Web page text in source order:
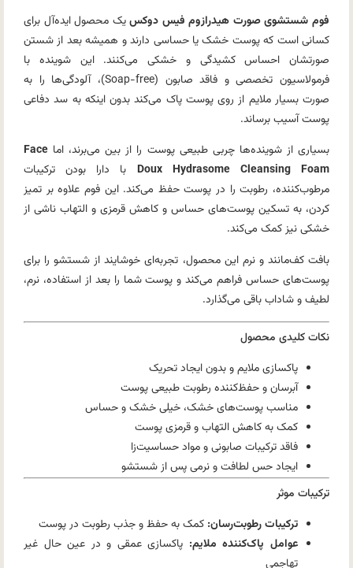
فوم شستشوی صورت هیدرازوم فیس دوکسیک محصول ایده‌آل برای
کسانی است که پوست خشک یا حساسی دارند و همیشه بعد از شستن
صورتشان احساس کشیدگی و خشکی می‌کنند. این شوینده با
فرمولاسیون تخصصی و فاقد صابون (Soap-free)، آلودگی‌ها را به
صورت بسیار ملایم از روی پوست پاک می‌کند بدون اینکه به سد دفاعی
پوست آسیب برساند.
بسیاری از شوینده‌ها چربی طبیعی پوست را از بین می‌برند، اما Face
Doux Hydrasome Cleansing Foam با دارا بودن ترکیبات
مرطوب‌کننده، رطوبت را در پوست حفظ می‌کند. این فوم علاوه بر تمیز
کردن، به تسکین پوست‌های حساس و کاهش قرمزی و التهاب ناشی از
خشکی نیز کمک می‌کند.
بافت کف‌مانند و نرم این محصول، تجربه‌ای خوشایند از شستشو را برای
پوست‌های حساس فراهم می‌کند و پوست شما را بعد از استفاده، نرم،
لطیف و شاداب باقی می‌گذارد.
نکات کلیدی محصول
پاکسازی ملایم و بدون ایجاد تحریک
آبرسان و حفظ‌کننده رطوبت طبیعی پوست
مناسب پوست‌های خشک، خیلی خشک و حساس
کمک به کاهش التهاب و قرمزی پوست
فاقد ترکیبات صابونی و مواد حساسیت‌زا
ایجاد حس لطافت و نرمی پس از شستشو
ترکیبات موثر
ترکیبات رطوبت‌رسان: کمک به حفظ و جذب رطوبت در پوست
عوامل پاک‌کننده ملایم: پاکسازی عمقی و در عین حال غیر
تهاجمی